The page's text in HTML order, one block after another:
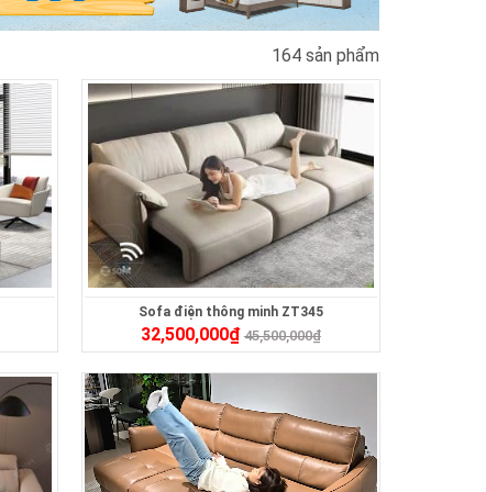
164 sản phẩm
Sofa điện thông minh ZT345
32,500,000₫ 45,500,000₫